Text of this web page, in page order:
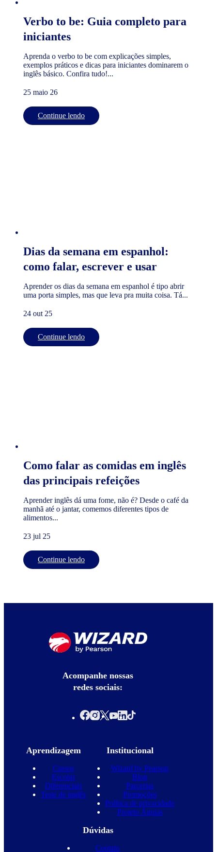
Verbo to be: Guia completo para
iniciantes
Aprenda o verbo to be com explicações simples,
exemplos práticos e dicas para iniciantes dominarem o
inglês básico. Confira tudo!...
25 maio 26
Continue lendo
Dias da semana em espanhol:
como falar, escrever e usar
Aprender os dias da semana em espanhol é tipo abrir
uma porta simples, mas que leva pra muita coisa. Tá...
24 out 25
Continue lendo
Como falar as comidas em inglês
das principais refeições
Aprender inglês dá uma fome, não é? Desde o café da
manhã até o jantar, comemos diferentes tipos de
alimentos...
23 jul 25
Continue lendo
Acompanhe nossas
redes sociais:
Aprendizagem
Cursos
Escolas
Diferenciais
Teste de inglês
Institucional
Wizard by Pearson
Blog
Parcerias
Promoções
Política de privacidade
Projeto Águias
Dúvidas
Contato